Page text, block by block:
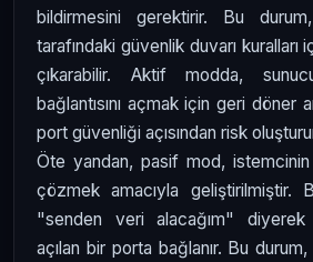
bildirmesini gerektirir. Bu
tarafındaki güvenlik duvarı
çıkarabilir. Aktif modda,
bağlantısını açmak için geri döner
port güvenliği açısından risk
Öte yandan, pasif mod, istemcinin
çözmek amacıyla geliştirilmiştir.
"senden veri alacağım" diyerek
açılan bir porta bağlanır. Bu